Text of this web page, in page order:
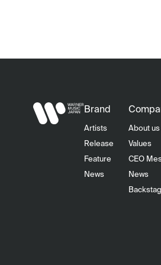
Brand
Artists
Release
Feature
News
About us
Values
CEO
News